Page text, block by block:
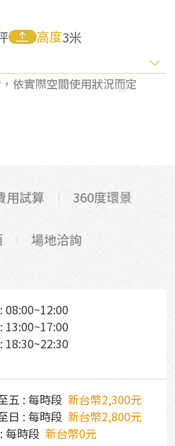
高度3米
依實際空間使用狀況而定
用試算 360度環景
場地洽詢
08:00~12:00
13:00~17:00
18:30~22:30
五 : 每時段 新台幣2,300元
日 : 每時段 新台幣2,800元
每時段 新台幣0元